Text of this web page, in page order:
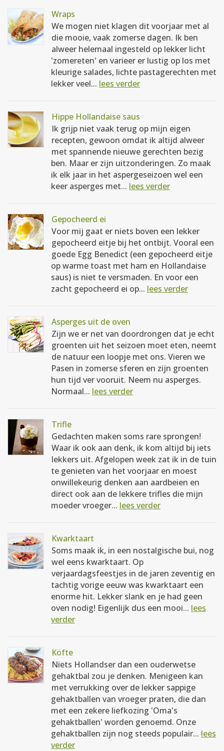
Wraps
We mogen niet klagen dit voorjaar met al
die mooie, vaak zomerse dagen. Ik ben
alweer helemaal ingesteld op lekker licht
'zomereten' en varieer er lustig op los met
kleurige salades, lichte pastagerechten met
lekker veel... lees verder
Hippe Hollandaise saus
Ik grijp niet vaak terug op mijn eigen
recepten, gewoon omdat ik altijd alweer
met spannende nieuwe gerechten bezig
ben. Maar er zijn uitzonderingen. Zo maak
ik elk jaar in het aspergeseizoen wel een
keer asperges met... lees verder
Gepocheerd ei
Voor mij gaat er niets boven een lekker
gepocheerd eitje bij het ontbijt. Vooral een
goede Egg Benedict (een gepocheerd eitje
op warme toast met ham en Hollandaise
saus) is niet te versmaden. En voor een
zacht gepocheerd ei op... lees verder
Asperges uit de oven
Zijn we er net van doordrongen dat je echt
groenten uit het seizoen moet eten, neemt
de natuur een loopje met ons. Vieren we
Pasen in zomerse sferen en zijn groenten
hun tijd ver vooruit. Neem nu asperges.
Normaal... lees verder
Trifle
Gedachten maken soms rare sprongen!
Waar ik ook aan denk, ik kom altijd bij iets
lekkers uit. Afgelopen week zat ik in de tuin
te genieten van het voorjaar en moest
onwillekeurig denken aan aardbeien en
direct ook aan de lekkere trifles die mijn
moeder vroeger... lees verder
Kwarktaart
Soms maak ik, in een nostalgische bui, nog
wel eens kwarktaart. Op
verjaardagsfeestjes in de jaren zeventig en
tachtig vorige eeuw was kwarktaart een
enorme hit. Lekker slank en je had geen
oven nodig! Eigenlijk dus een mooi... lees
verder
Köfte
Niets Hollandser dan een ouderwetse
gehaktbal zou je denken. Menigeen kan
met verrukking over de lekker sappige
gehaktballen van vroeger praten, die dan
met een zekere liefkozing 'Oma's
gehaktballen' worden genoemd. Onze
gehaktballen zijn nog steeds populair... lees
verder